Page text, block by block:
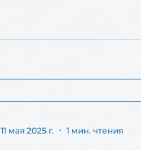
11 мая 2025 г. 1 мин. чтения